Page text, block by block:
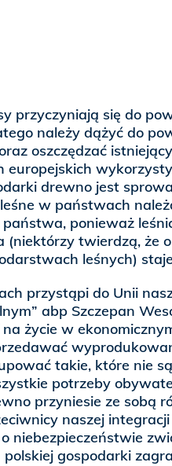
przyczyniają się do
należy dążyć do
oszczędzać
europejskich
drewno jest
w państwach
ponieważ
(niektórzy twierdzą, że
leśnych)
przystąpi do Unii
abp Szczepan
życie w
takie, które nie
potrzeby
przyniesie ze sobą
naszej
niebezpieczeństwie
gospodarki